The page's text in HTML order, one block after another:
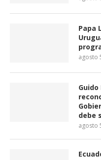
Papa
agosto
debe
agosto